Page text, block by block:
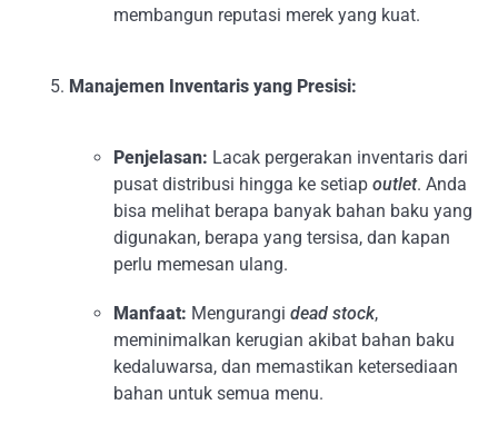
membangun reputasi merek yang kuat.
Manajemen Inventaris yang Presisi:
Penjelasan: Lacak pergerakan inventaris dari
pusat distribusi hingga ke setiapoutlet. Anda
bisa melihat berapa banyak bahan baku yang
digunakan, berapa yang tersisa, dan kapan
perlu memesan ulang.
Manfaat: Mengurangidead stock,
meminimalkan kerugian akibat bahan baku
kedaluwarsa, dan memastikan ketersediaan
bahan untuk semua menu.